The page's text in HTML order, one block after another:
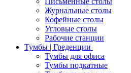
Журнальные столы
Кофейные столы
Угловые столы
Рабочие станции
Тумбы | Греденции
Тумбы для офиса
Тумбы подкатные